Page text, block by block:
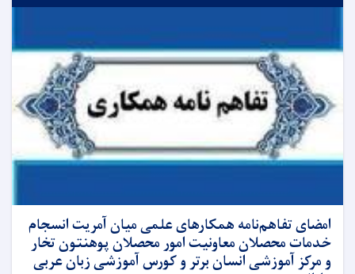
امضای تفاهم‌نامه همکارهای علمی میان آمریت انسجام
خدمات محصلان معاونیت امور محصلان پوهنتون تخار
و مرکز آموزشی انسان برتر و کورس آموزشی زبان عربی